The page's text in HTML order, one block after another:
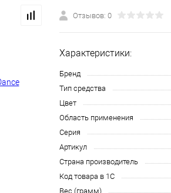
Отзывов: 0
Характеристики:
Бренд
Тип средства
Цвет
Область применения
Серия
Артикул
Страна производитель
Код товара в 1С
Вес (грамм)